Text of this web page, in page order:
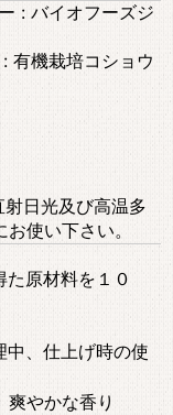
: バイオフーズジ
有機栽培コショウ
日光及び高温多
使い下さい。
原材料を１０
、仕上げ時の使
やかな香り